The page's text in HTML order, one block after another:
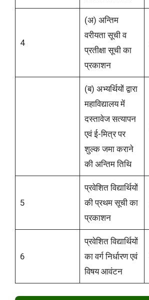
4
(अ) अन्तिम
वरीयता सूची व
प्रतीक्षा सूची का
प्रकाशन
(ब) अभ्यर्थियों द्वारा
महाविद्यालय में
दस्तावेज सत्यापन
एवं ई-मित्र पर
शुल्क जमा कराने
की अन्तिम तिथि
5
प्रवेशित विद्यार्थियों
की प्रथम सूची का
प्रकाशन
6
प्रवेशित विद्यार्थियों
का वर्ग निर्धारण एवं
विषय आवंटन